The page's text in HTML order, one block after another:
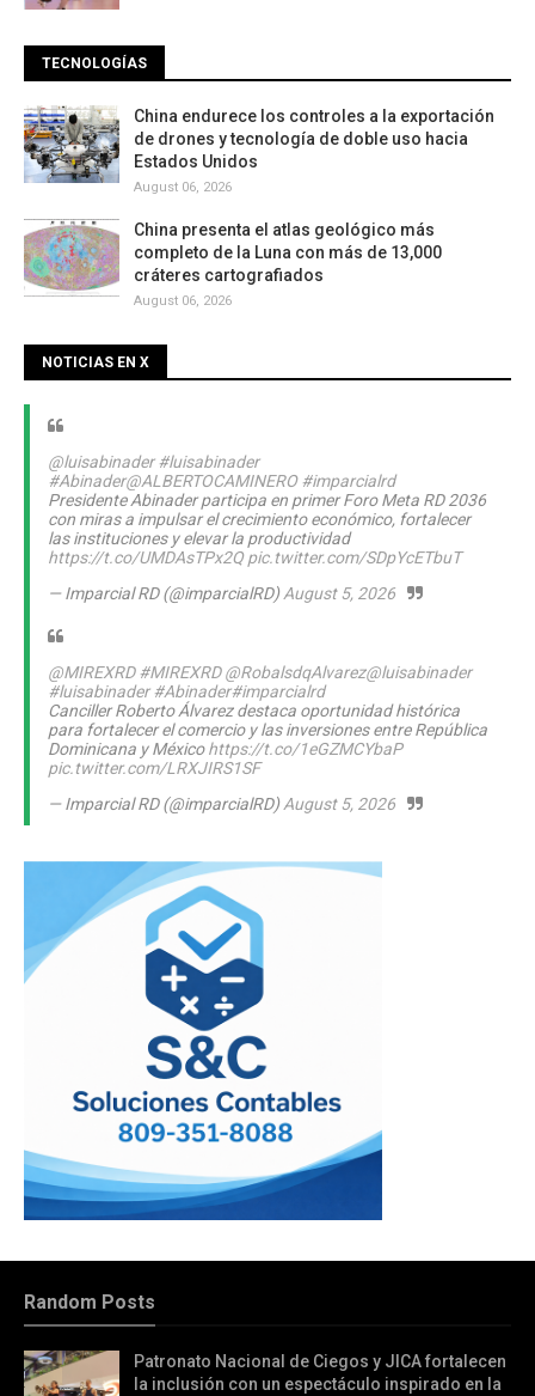
TECNOLOGÍAS
China endurece los controles a la exportación
de drones y tecnología de doble uso hacia
Estados Unidos
August 06, 2026
China presenta el atlas geológico más
completo de la Luna con más de 13,000
cráteres cartografiados
August 06, 2026
NOTICIAS EN X
@luisabinader #luisabinader
#Abinader@ALBERTOCAMINERO #imparcialrd
Presidente Abinader participa en primer Foro Meta RD 2036
con miras a impulsar el crecimiento económico, fortalecer
las instituciones y elevar la productividad
https://t.co/UMDAsTPx2Q pic.twitter.com/SDpYcETbuT
— Imparcial RD (@imparcialRD)August 5, 2026
@MIREXRD #MIREXRD @RobalsdqAlvarez@luisabinader
#luisabinader #Abinader#imparcialrd
Canciller Roberto Álvarez destaca oportunidad histórica
para fortalecer el comercio y las inversiones entre República
Dominicana y Méxicohttps://t.co/1eGZMCYbaP
pic.twitter.com/LRXJIRS1SF
— Imparcial RD (@imparcialRD)August 5, 2026
Random Posts
Patronato Nacional de Ciegos y JICA fortalecen
la inclusión con un espectáculo inspirado en la